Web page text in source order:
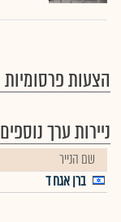
הצעות פרסומיות
ניירות ערך נוספים
שם הנייר
ברן אגח ד